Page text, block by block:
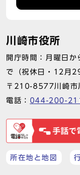
川崎市役所
開庁時間：月曜日
で（祝休日・12月
〒210-8577川崎市
電話： 044-200-
所在地と地図